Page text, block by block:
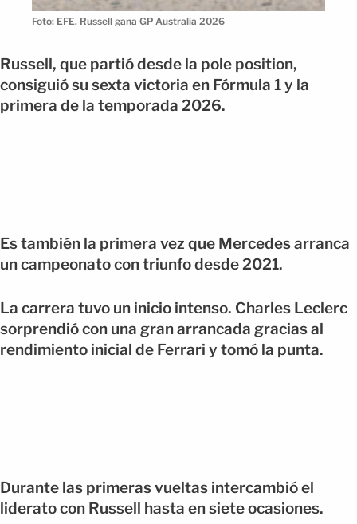
Foto: EFE. Russell gana GP Australia 2026
Russell, que partió desde la pole position,
consiguió su sexta victoria en Fórmula 1 y la
primera de la temporada 2026.
Es también la primera vez que Mercedes arranca
un campeonato con triunfo desde 2021.
La carrera tuvo un inicio intenso. Charles Leclerc
sorprendió con una gran arrancada gracias al
rendimiento inicial de Ferrari y tomó la punta.
Durante las primeras vueltas intercambió el
liderato con Russell hasta en siete ocasiones.